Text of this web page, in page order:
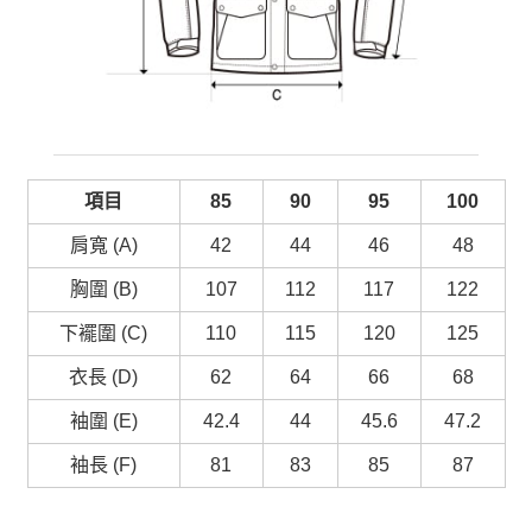
項目 85 90 95 100
肩寬 (A) 42 44 46 48
胸圍 (B) 107 112 117 122
下襬圍 (C) 110 115 120 125
衣長 (D) 62 64 66 68
袖圍 (E) 42.4 44 45.6 47.2
袖長 (F) 81 83 85 87